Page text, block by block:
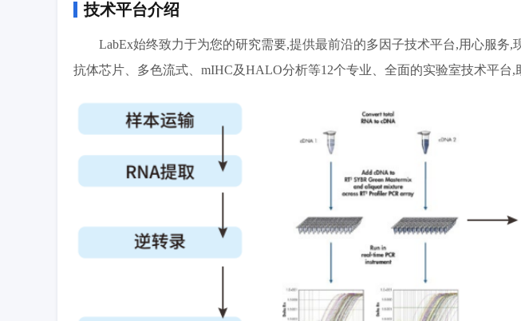
技术平台介绍
LabEx始终致力于为您的研究需要,提供最前沿的多因子技术平台,用心服务
抗体芯片、多色流式、mIHC及HALO分析等12个专业、全面的实验室技术平台,